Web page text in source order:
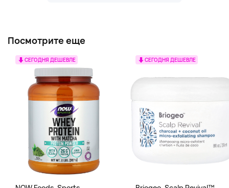
Посмотрите еще
СЕГОДНЯ ДЕШЕВЛЕ СЕГОДНЯ ДЕШЕВЛЕ